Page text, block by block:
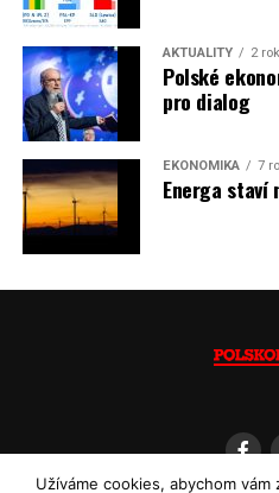
Jaromír Piskoř
(psáno pro info.cz)
AKTUALITY 2
Polské
pro dialog
EKONOMIKA 7
Energa staví
Užíváme cookies, abychom